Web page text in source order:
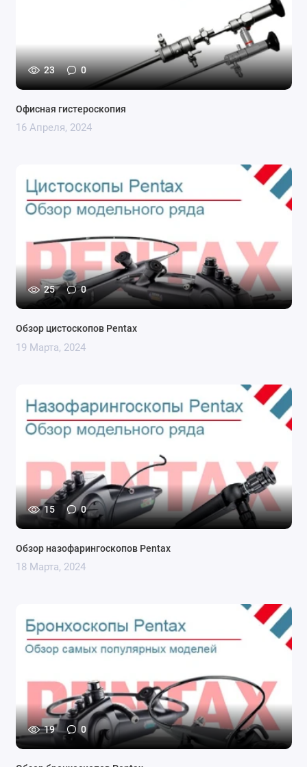
23 0
Офисная гистероскопия
16 Апреля, 2024
25 0
Обзор цистоскопов Pentax
19 Марта, 2024
15 0
Обзор назофарингоскопов Pentax
18 Марта, 2024
19 0